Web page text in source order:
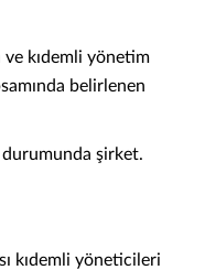
kıdemli yönetim
belirlenen
şirket.
kıdemli yöneticileri